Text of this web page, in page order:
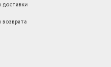
доставки